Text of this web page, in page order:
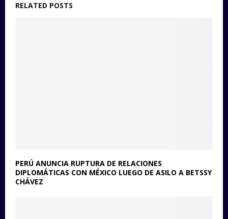
RELATED POSTS
PERÚ ANUNCIA RUPTURA DE RELACIONES
DIPLOMÁTICAS CON MÉXICO LUEGO DE ASILO A BETSSY
CHÁVEZ